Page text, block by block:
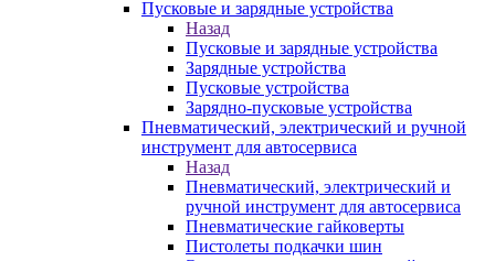
Пусковые и зарядные устройства
Назад
Пусковые и зарядные устройства
Зарядные устройства
Пусковые устройства
Зарядно-пусковые устройства
Пневматический, электрический и ручной
инструмент для автосервиса
Назад
Пневматический, электрический и
ручной инструмент для автосервиса
Пневматические гайковерты
Пистолеты подкачки шин